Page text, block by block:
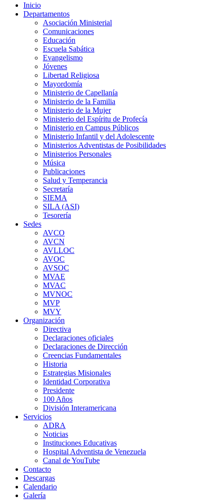
Inicio
Departamentos
Asociación Ministerial
Comunicaciones
Educación
Escuela Sabática
Evangelismo
Jóvenes
Libertad Religiosa
Mayordomía
Ministerio de Capellanía
Ministerio de la Familia
Ministerio de la Mujer
Ministerio del Espíritu de Profecía
Ministerio en Campus Públicos
Ministerio Infantil y del Adolescente
Ministerios Adventistas de Posibilidades
Ministerios Personales
Música
Publicaciones
Salud y Temperancia
Secretaría
SIEMA
SILA (ASI)
Tesorería
Sedes
AVCO
AVCN
AVLLOC
AVOC
AVSOC
MVAE
MVAC
MVNOC
MVP
MVY
Organización
Directiva
Declaraciones oficiales
Declaraciones de Dirección
Creencias Fundamentales
Historia
Estrategias Misionales
Identidad Corporativa
Presidente
100 Años
División Interamericana
Servicios
ADRA
Noticias
Instituciones Educativas
Hospital Adventista de Venezuela
Canal de YouTube
Contacto
Descargas
Calendario
Galería